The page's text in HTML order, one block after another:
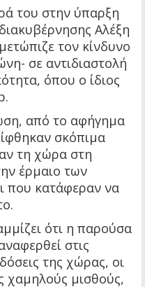
του στην ύπαρξη
Αλέξη
τον κίνδυνο
σε αντιδιαστολή
όπου ο ίδιος
από το αφήγημα
σκόπιμα
τη χώρα στη
έρμαιο των
που κατάφεραν να
ότι η παρούσα
στις
της χώρας, οι
χαμηλούς μισθούς,